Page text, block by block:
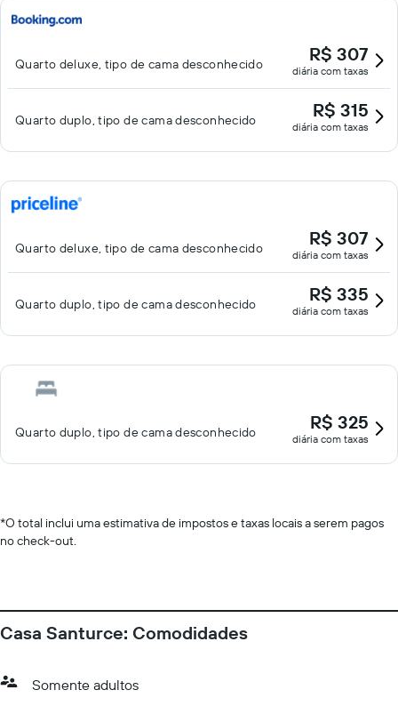
Quarto deluxe, tipo de cama desconhecido R$ 307
diária com taxas
Quarto duplo, tipo de cama desconhecido R$ 315
diária com taxas
Quarto deluxe, tipo de cama desconhecido R$ 307
diária com taxas
Quarto duplo, tipo de cama desconhecido R$ 335
diária com taxas
Quarto duplo, tipo de cama desconhecido R$ 325
diária com taxas
*O total inclui uma estimativa de impostos e taxas locais a serem pagos
no check-out.
Casa Santurce: Comodidades
Somente adultos